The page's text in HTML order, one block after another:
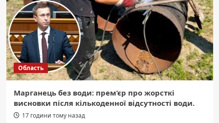
Область
Марганець без води: прем’єр про жорсткі
висновки після кількоденної відсутності води.
17 години тому назад